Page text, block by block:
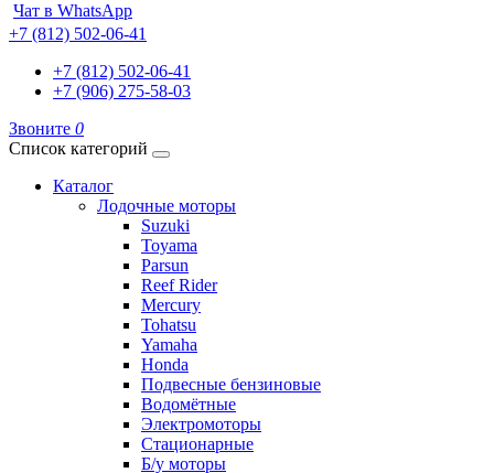
Чат в WhatsApp
+7 (812) 502-06-41
+7 (812) 502-06-41
+7 (906) 275-58-03
Звоните 0
Список категорий
Каталог
Лодочные моторы
Suzuki
Toyama
Parsun
Reef Rider
Mercury
Tohatsu
Yamaha
Honda
Подвесные бензиновые
Водомётные
Электромоторы
Стационарные
Б/у моторы